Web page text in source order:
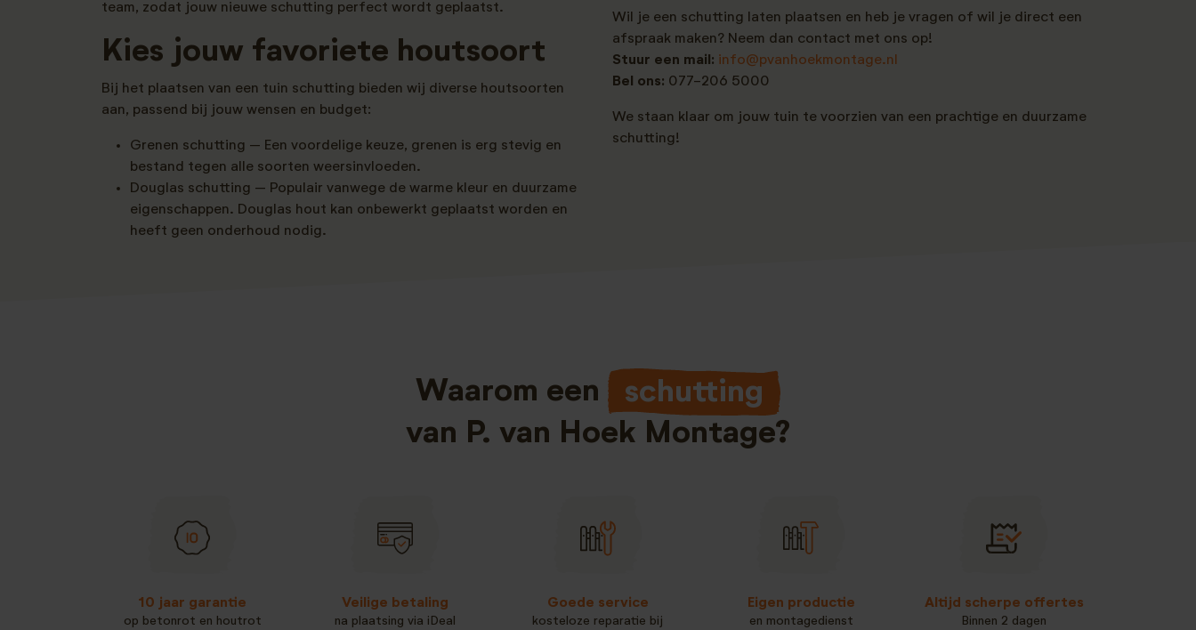
team, zodat jouw nieuwe schutting perfect wordt geplaatst.
Kies jouw favoriete houtsoort
Bij het plaatsen van een tuin schutting bieden wij diverse houtsoorten
aan, passend bij jouw wensen en budget:
Grenen schutting – Een voordelige keuze, grenen is erg stevig en
bestand tegen alle soorten weersinvloeden.
Douglas schutting – Populair vanwege de warme kleur en duurzame
eigenschappen. Douglas hout kan onbewerkt geplaatst worden en
heeft geen onderhoud nodig.
Wil je een schutting laten plaatsen en heb je vragen of wil je direct een
afspraak maken? Neem dan contact met ons op!
Stuur een mail: info@pvanhoekmontage.nl
Bel ons: 077-206 5000
We staan klaar om jouw tuin te voorzien van een prachtige en duurzame
schutting!
Waarom een
schutting
van P. van Hoek Montage?
10 jaar garantie
op betonrot en houtrot
Veilige betaling
na plaatsing via iDeal
Goede service
kosteloze reparatie bij
Eigen productie
en montagedienst
Altijd scherpe offertes
Binnen 2 dagen